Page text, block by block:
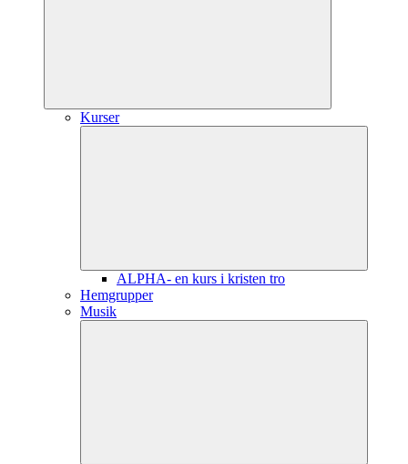
Kurser
ALPHA- en kurs i kristen tro
Hemgrupper
Musik